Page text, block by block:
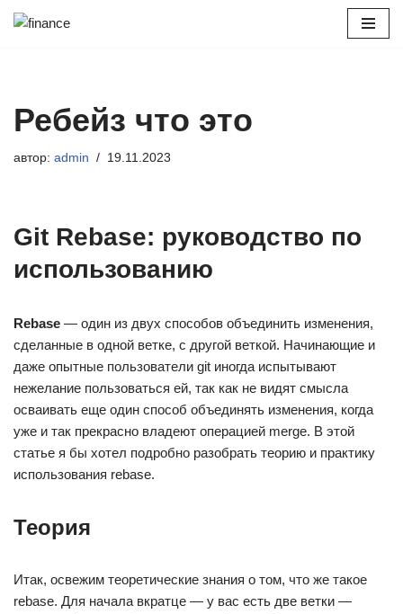
Ребейз что это
автор: admin 19.11.2023
Git Rebase: руководство по
использованию
Rebase — один из двух способов объединить изменения,
сделанные в одной ветке, с другой веткой. Начинающие и
даже опытные пользователи git иногда испытывают
нежелание пользоваться ей, так как не видят смысла
осваивать еще один способ объединять изменения, когда
уже и так прекрасно владеют операцией merge. В этой
статье я бы хотел подробно разобрать теорию и практику
использования rebase.
Теория
Итак, освежим теоретические знания о том, что же такое
rebase. Для начала вкратце — у вас есть две ветки —